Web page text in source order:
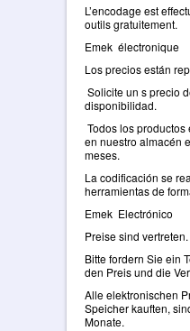
L’encodage est
outils gratuitement.
Emek électronique
Los precios están
Solicite un s precio
disponibilidad.
Todos los
en nuestro almacén
meses.
La codificación se
herramientas de
Emek Electrónico
Preise sind vertreten.
Bitte fordern Sie ein
den Preis und die
Alle elektronischen
Speicher kauften,
Monate.